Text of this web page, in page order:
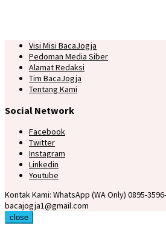
Visi Misi BacaJogja
Pedoman Media Siber
Alamat Redaksi
Tim BacaJogja
Tentang Kami
Social Network
Facebook
Twitter
Instagram
Linkedin
Youtube
Kontak Kami: WhatsApp (WA Only) 0895-
bacajogja1@gmail.com
close